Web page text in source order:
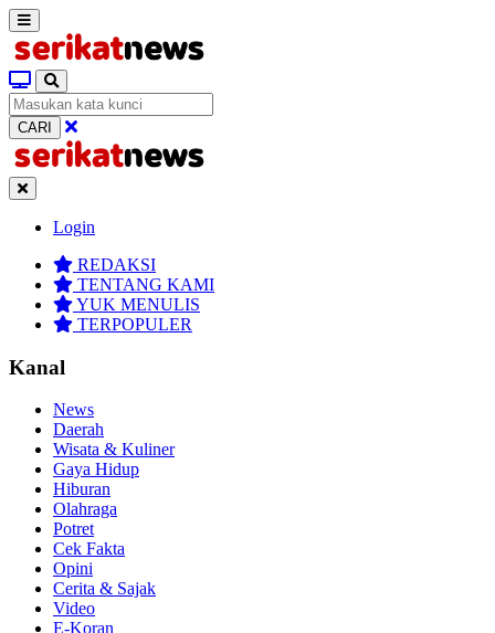
CARI
Login
REDAKSI
TENTANG KAMI
YUK MENULIS
TERPOPULER
Kanal
News
Daerah
Wisata & Kuliner
Gaya Hidup
Hiburan
Olahraga
Potret
Cek Fakta
Opini
Cerita & Sajak
Video
E-Koran